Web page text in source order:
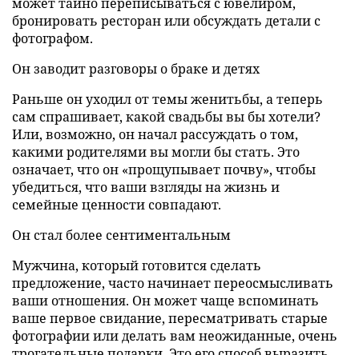
бронировать ресторан или обсуждать детали с
фотографом.
Он заводит разговоры о браке и детях
Раньше он уходил от темы женитьбы, а теперь
сам спрашивает, какой свадьбы вы бы хотели?
Или, возможно, он начал рассуждать о том,
какими родителями вы могли бы стать. Это
означает, что он «прощупывает почву», чтобы
убедиться, что ваши взгляды на жизнь и
семейные ценности совпадают.
Он стал более сентиментальным
Мужчина, который готовится сделать
предложение, часто начинает переосмысливать
ваши отношения. Он может чаще вспоминать
ваше первое свидание, пересматривать старые
фотографии или делать вам неожиданные, очень